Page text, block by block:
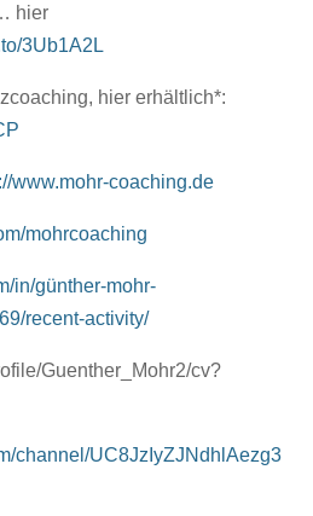
hier
3Ub1A2L
hier erhältlich*:
www.mohr-coaching.de
mohrcoaching
in/günther-mohr-
recent-activity/
Guenther_Mohr2/cv?
channel/UC8JzIyZJNdhlAezg3